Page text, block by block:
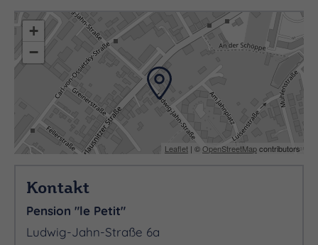
+
−
Leaflet | ©OpenStreetMapcontributors
Kontakt
Pension "le Petit"
Ludwig-Jahn-Straße 6a